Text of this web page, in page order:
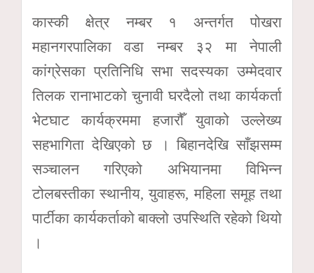
कास्की क्षेत्र नम्बर १ अन्तर्गत पोखरा
महानगरपालिका वडा नम्बर ३२ मा नेपाली
कांग्रेसका प्रतिनिधि सभा सदस्यका उम्मेदवार
तिलक रानाभाटको चुनावी घरदैलो तथा कार्यकर्ता
भेटघाट कार्यक्रममा हजारौँ युवाको उल्लेख्य
सहभागिता देखिएको छ । बिहानदेखि साँझसम्म
सञ्चालन गरिएको अभियानमा विभिन्न
टोलबस्तीका स्थानीय, युवाहरू, महिला समूह तथा
पार्टीका कार्यकर्ताको बाक्लो उपस्थिति रहेको थियो
।